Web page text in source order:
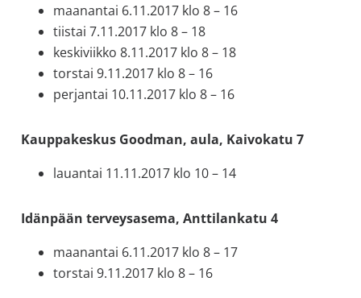
maanantai 6.11.2017 klo 8 – 16
tiistai 7.11.2017 klo 8 – 18
keskiviikko 8.11.2017 klo 8 – 18
torstai 9.11.2017 klo 8 – 16
perjantai 10.11.2017 klo 8 – 16
Kauppakeskus Goodman, aula, Kaivokatu 7
lauantai 11.11.2017 klo 10 – 14
Idänpään terveysasema, Anttilankatu 4
maanantai 6.11.2017 klo 8 – 17
torstai 9.11.2017 klo 8 – 16